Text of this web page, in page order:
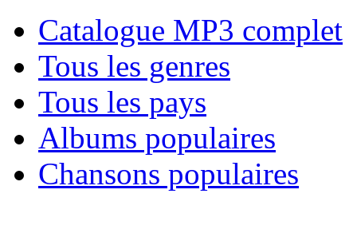
Catalogue MP3 complet
Tous les genres
Tous les pays
Albums populaires
Chansons populaires